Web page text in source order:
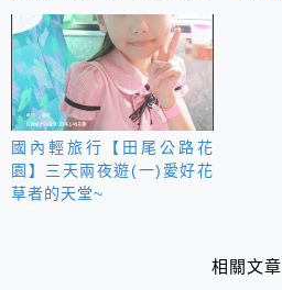
入園！
國內輕旅行【田尾公路花
園】三天兩夜遊(一)愛好花
草者的天堂~
相關文章